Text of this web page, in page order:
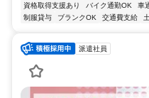
資格取得支援あり バイク通勤OK 車
制服貸与
ブランクOK 交通費支給
派遣社員